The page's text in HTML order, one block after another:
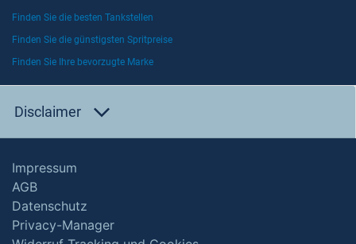
Finden Sie die besten Tankstellen
Finden Sie die günstigsten Spritpreise
Finden Sie Ihre bevorzugte Marke
Disclaimer
Impressum
AGB
Datenschutz
Privacy-Manager